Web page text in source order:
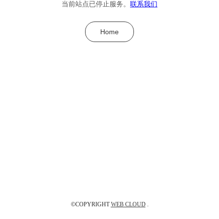
当前站点已停止服务。 联系我们
Home
©COPYRIGHTWEB CLOUD.